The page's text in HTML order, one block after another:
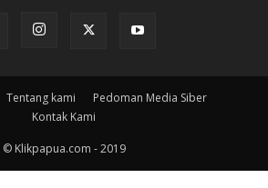
Tentang kami
Pedoman Media Siber
Kontak Kami
© Klikpapua.com - 2019